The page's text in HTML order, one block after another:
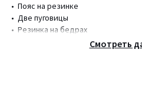
• Пояс на резинке
• Две пуговицы
• Резинка на бедрах
• Комплект из трех однотонных
Смотреть